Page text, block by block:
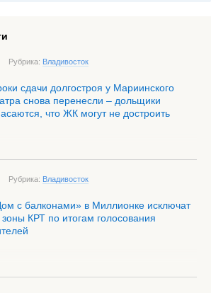
Рубрика: Владивосток
сдачи долгостроя у Мариинского
снова перенесли – дольщики
что ЖК могут не достроить
Рубрика: Владивосток
с балконами» в Миллионке исключат
зоны КРТ по итогам голосования